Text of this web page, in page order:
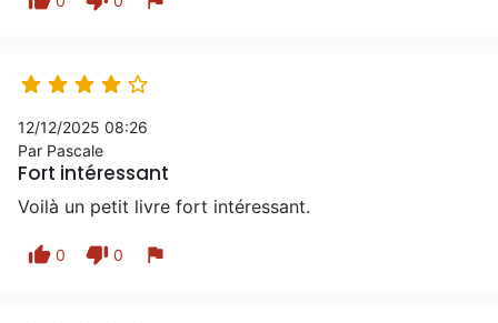
    
12/12/2025 08:26
Par Pascale
Fort intéressant
Voilà un petit livre fort intéressant.
thumb_up 0 thumb_down 0 flag